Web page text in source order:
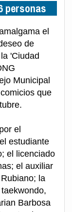
personas
el
de
'Ciudad
Municipal
que
el
estudiante
el licenciado
el auxiliar
la
Barbosa